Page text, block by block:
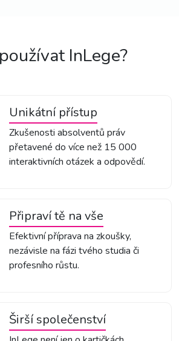
InLege?
Unikátní přístup
Zkušenosti absolventů práv
přetavené do více než 15 000
interaktivních otázek a odpovědí.
Připraví tě na vše
Efektivní příprava na zkoušky,
nezávisle na fázi tvého studia či
profesního růstu.
Širší společenství